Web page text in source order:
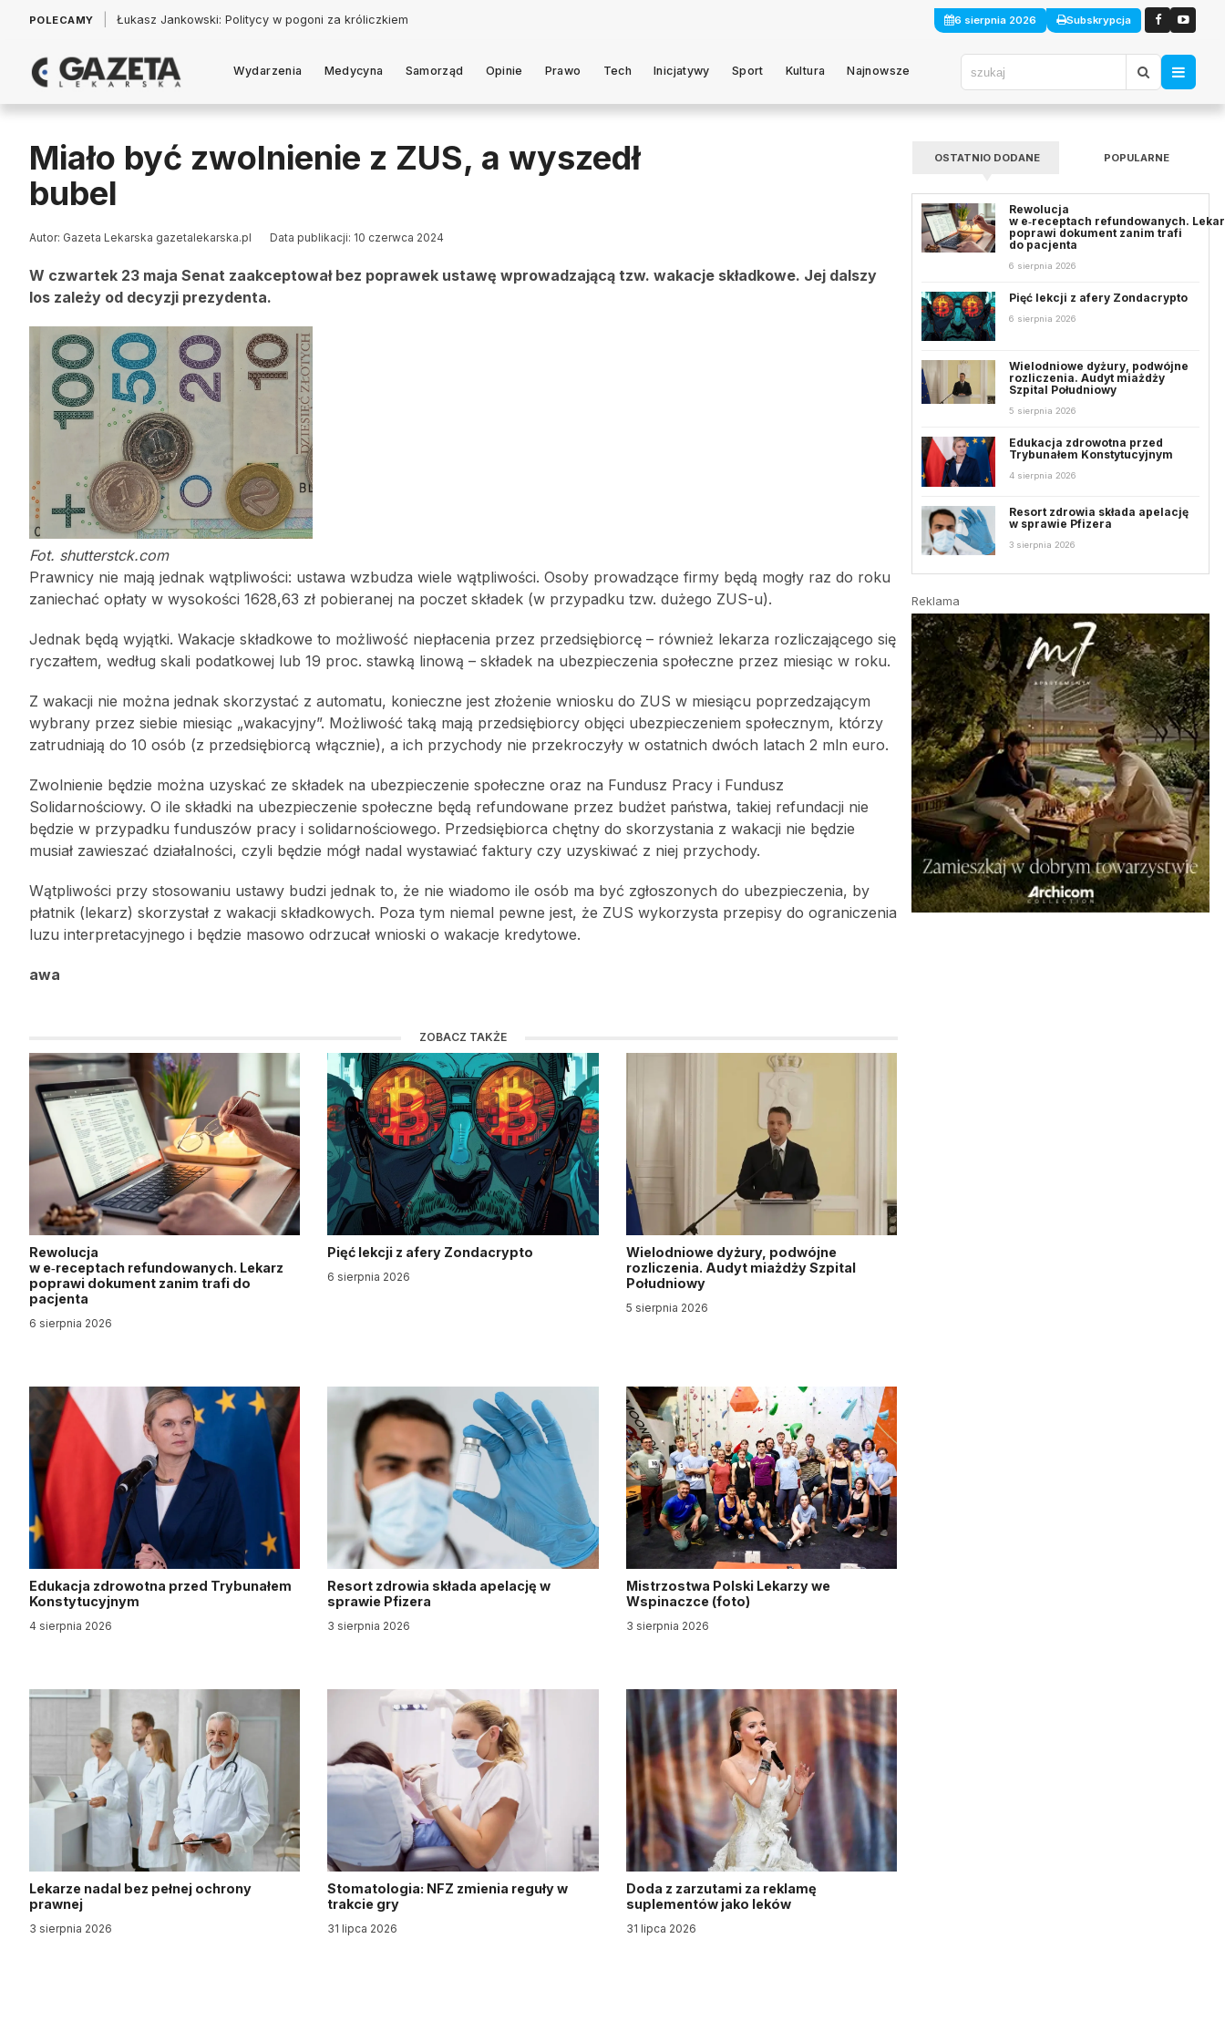
POLECAMY Łukasz Jankowski: Politycy w pogoni za króliczkiem 6 sierpnia 2026 Subskrypcja
Wydarzenia Medycyna Samorząd Opinie Prawo Tech Inicjatywy Sport Kultura Najnowsze
Miało być zwolnienie z ZUS, a wyszedł
bubel
Autor: Gazeta Lekarska gazetalekarska.pl Data publikacji: 10 czerwca 2024
W czwartek 23 maja Senat zaakceptował bez poprawek ustawę wprowadzającą tzw. wakacje składkowe. Jej dalszy
los zależy od decyzji prezydenta.
Fot. shutterstck.com
Prawnicy nie mają jednak wątpliwości: ustawa wzbudza wiele wątpliwości. Osoby prowadzące firmy będą mogły raz do roku
zaniechać opłaty w wysokości 1628,63 zł pobieranej na poczet składek (w przypadku tzw. dużego ZUS-u).
Jednak będą wyjątki. Wakacje składkowe to możliwość niepłacenia przez przedsiębiorcę – również lekarza rozliczającego się
ryczałtem, według skali podatkowej lub 19 proc. stawką linową – składek na ubezpieczenia społeczne przez miesiąc w roku.
Z wakacji nie można jednak skorzystać z automatu, konieczne jest złożenie wniosku do ZUS w miesiącu poprzedzającym
wybrany przez siebie miesiąc „wakacyjny”. Możliwość taką mają przedsiębiorcy objęci ubezpieczeniem społecznym, którzy
zatrudniają do 10 osób (z przedsiębiorcą włącznie), a ich przychody nie przekroczyły w ostatnich dwóch latach 2 mln euro.
Zwolnienie będzie można uzyskać ze składek na ubezpieczenie społeczne oraz na Fundusz Pracy i Fundusz
Solidarnościowy. O ile składki na ubezpieczenie społeczne będą refundowane przez budżet państwa, takiej refundacji nie
będzie w przypadku funduszów pracy i solidarnościowego. Przedsiębiorca chętny do skorzystania z wakacji nie będzie
musiał zawieszać działalności, czyli będzie mógł nadal wystawiać faktury czy uzyskiwać z niej przychody.
Wątpliwości przy stosowaniu ustawy budzi jednak to, że nie wiadomo ile osób ma być zgłoszonych do ubezpieczenia, by
płatnik (lekarz) skorzystał z wakacji składkowych. Poza tym niemal pewne jest, że ZUS wykorzysta przepisy do ograniczenia
luzu interpretacyjnego i będzie masowo odrzucał wnioski o wakacje kredytowe.
awa
ZOBACZ TAKŻE
Rewolucja
w e‑receptach refundowanych. Lekarz
poprawi dokument zanim trafi do
pacjenta
6 sierpnia 2026
Pięć lekcji z afery Zondacrypto
6 sierpnia 2026
Wielodniowe dyżury, podwójne
rozliczenia. Audyt miażdży Szpital
Południowy
5 sierpnia 2026
Edukacja zdrowotna przed Trybunałem
Konstytucyjnym
4 sierpnia 2026
Resort zdrowia składa apelację w
sprawie Pfizera
3 sierpnia 2026
Mistrzostwa Polski Lekarzy we
Wspinaczce (foto)
3 sierpnia 2026
Lekarze nadal bez pełnej ochrony
prawnej
3 sierpnia 2026
Stomatologia: NFZ zmienia reguły w
trakcie gry
31 lipca 2026
Doda z zarzutami za reklamę
suplementów jako leków
31 lipca 2026
OSTATNIO DODANE POPULARNE
Rewolucja
w e‑receptach refundowanych.
poprawi dokument zanim trafi
do pacjenta
6 sierpnia 2026
Pięć lekcji z afery Zondacrypto
6 sierpnia 2026
Wielodniowe dyżury, podwójne
rozliczenia. Audyt miażdży
Szpital Południowy
5 sierpnia 2026
Edukacja zdrowotna przed
Trybunałem Konstytucyjnym
4 sierpnia 2026
Resort zdrowia składa apelację
w sprawie Pfizera
3 sierpnia 2026
Reklama